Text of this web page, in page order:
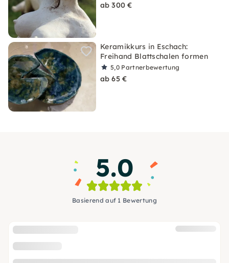
ab 300 €
Keramikkurs in Eschach:
Freihand Blattschalen formen
5,0 Partnerbewertung
ab 65 €
5.0
Basierend auf 1 Bewertung